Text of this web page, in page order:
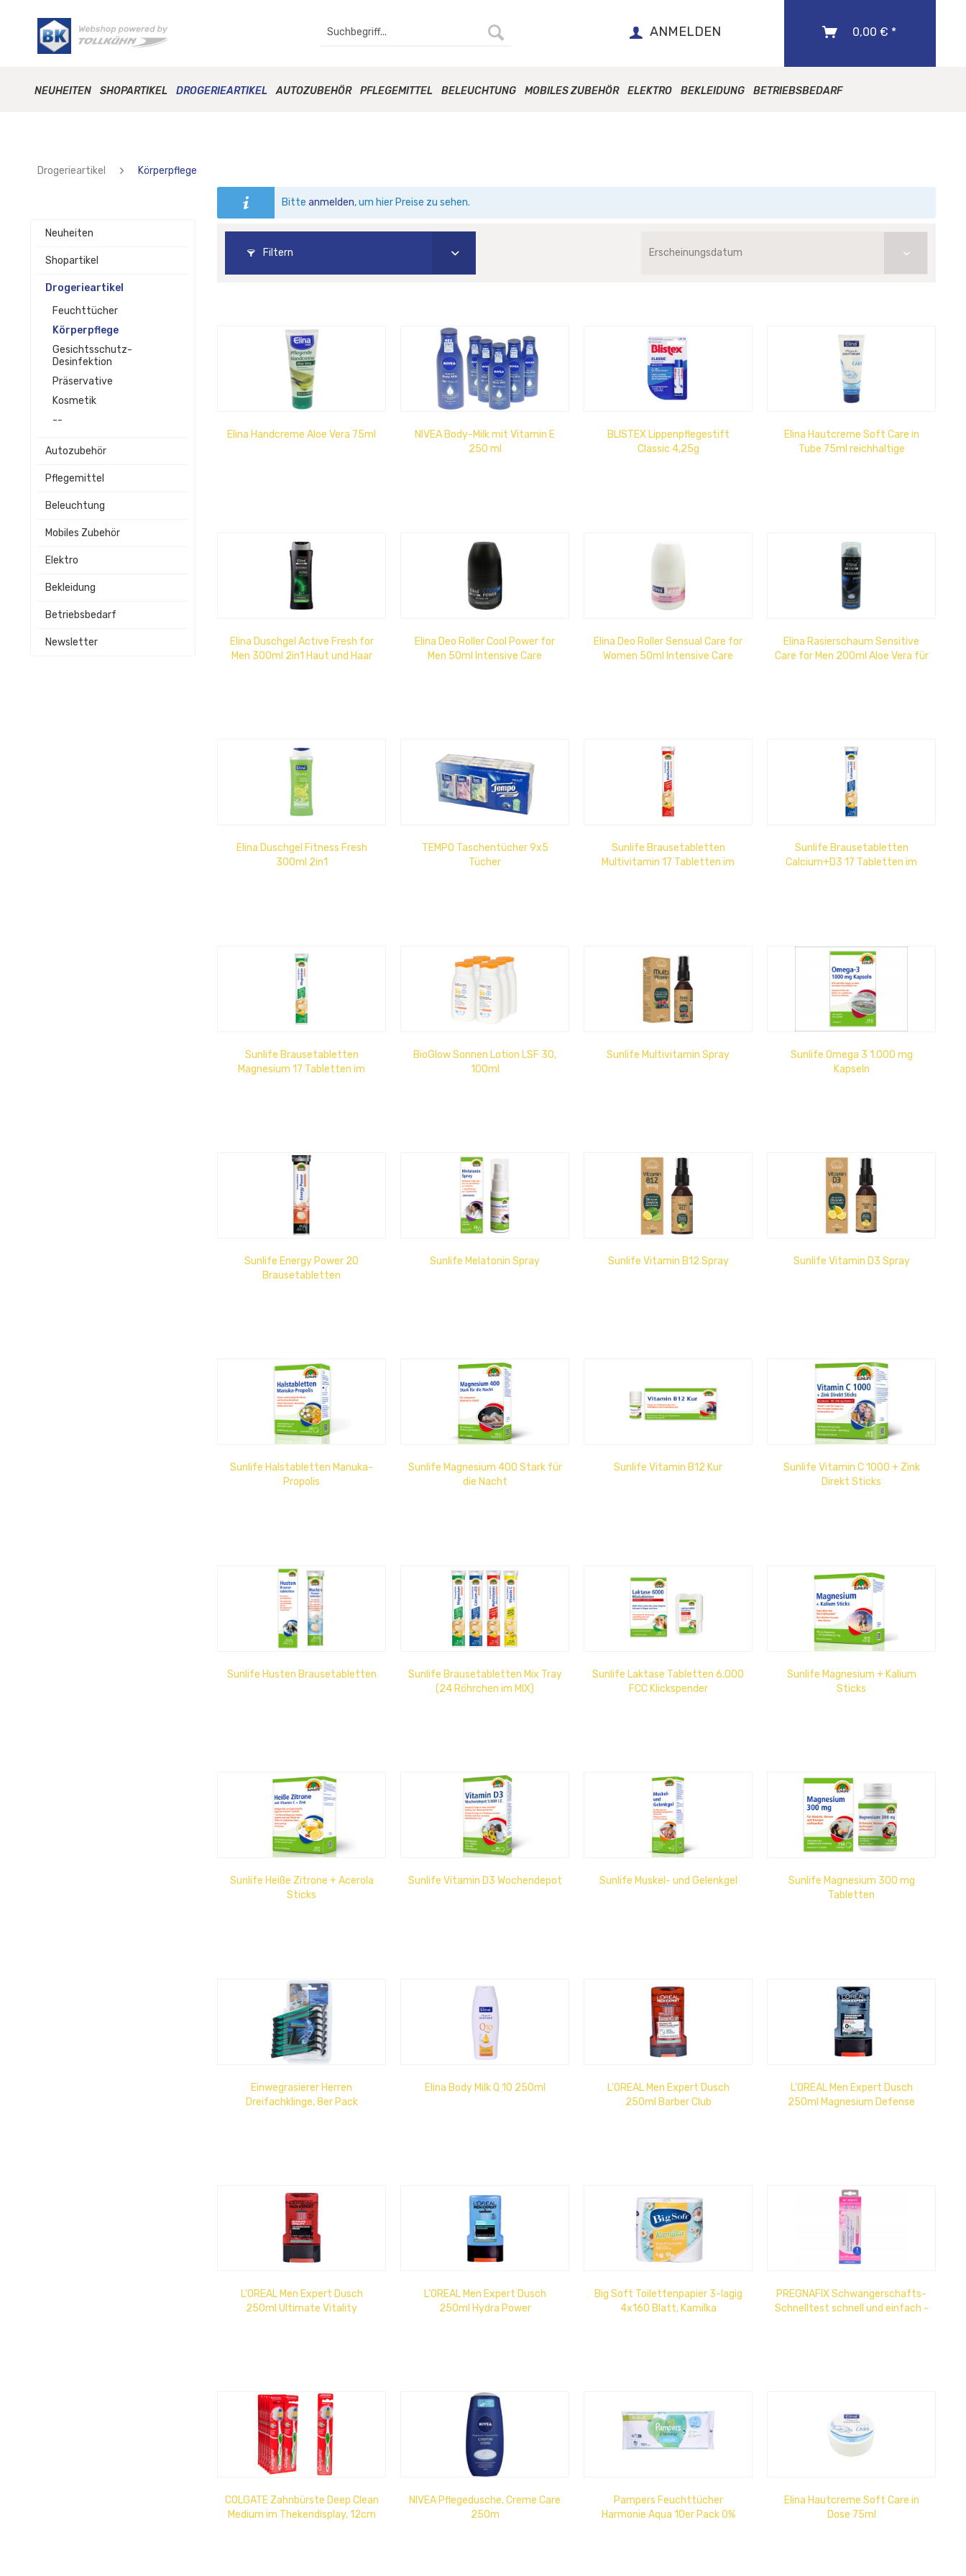
ANMELDEN 0,00 € *
NEUHEITEN SHOPARTIKEL DROGERIEARTIKEL AUTOZUBEHÖR PFLEGEMITTEL BELEUCHTUNG MOBILES ZUBEHÖR ELEKTRO BEKLEIDUNG BETRIEBSBEDARF
Drogerieartikel Körperpflege
Neuheiten
Shopartikel
Drogerieartikel
Feuchttücher
Körperpflege
Gesichtsschutz-
Desinfektion
Präservative
Kosmetik
--
Autozubehör
Pflegemittel
Beleuchtung
Mobiles Zubehör
Elektro
Bekleidung
Betriebsbedarf
Newsletter
Bitte anmelden, um hier Preise zu sehen.
Filtern
Elina Handcreme Aloe Vera 75ml
NIVEA Body-Milk mit Vitamin E
250 ml
BLISTEX Lippenpflegestift
Classic 4,25g
Elina Hautcreme Soft Care in
Tube 75ml reichhaltige
Elina Duschgel Active Fresh for
Men 300ml 2in1 Haut und Haar
Elina Deo Roller Cool Power for
Men 50ml Intensive Care
Elina Deo Roller Sensual Care for
Women 50ml Intensive Care
Elina Rasierschaum Sensitive
Care for Men 200ml Aloe Vera für
Elina Duschgel Fitness Fresh
300ml 2in1
TEMPO Taschentücher 9x5
Tücher
Sunlife Brausetabletten
Multivitamin 17 Tabletten im
Sunlife Brausetabletten
Calcium+D3 17 Tabletten im
Sunlife Brausetabletten
Magnesium 17 Tabletten im
BioGlow Sonnen Lotion LSF 30,
100ml
Sunlife Multivitamin Spray
Sunlife Omega 3 1.000 mg
Kapseln
Sunlife Energy Power 20
Brausetabletten
Sunlife Melatonin Spray Sunlife Vitamin B12 Spray Sunlife Vitamin D3 Spray
Sunlife Halstabletten Manuka-
Propolis
Sunlife Magnesium 400 Stark für
die Nacht
Sunlife Vitamin B12 Kur
Sunlife Vitamin C 1000 + Zink
Direkt Sticks
Sunlife Husten Brausetabletten
Sunlife Brausetabletten Mix Tray
(24 Röhrchen im MIX)
Sunlife Laktase Tabletten 6.000
FCC Klickspender
Sunlife Magnesium + Kalium
Sticks
Sunlife Heiße Zitrone + Acerola
Sticks
Sunlife Vitamin D3 Wochendepot Sunlife Muskel- und Gelenkgel
Sunlife Magnesium 300 mg
Tabletten
Einwegrasierer Herren
Dreifachklinge, 8er Pack
Elina Body Milk Q 10 250ml
L'OREAL Men Expert Dusch
250ml Barber Club
L'OREAL Men Expert Dusch
250ml Magnesium Defense
L'OREAL Men Expert Dusch
250ml Ultimate Vitality
L'OREAL Men Expert Dusch
250ml Hydra Power
Big Soft Toilettenpapier 3-lagig
4x160 Blatt, Kamilka
PREGNAFIX Schwangerschafts-
Schnelltest schnell und einfach -
COLGATE Zahnbürste Deep Clean
Medium im Thekendisplay, 12cm
NIVEA Pflegedusche, Creme Care
250m
Pampers Feuchttücher
Harmonie Aqua 10er Pack 0%
Elina Hautcreme Soft Care in
Dose 75ml